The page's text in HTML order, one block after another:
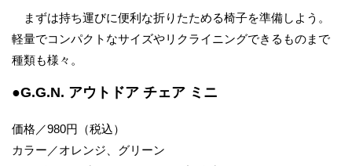
まずは持ち運びに便利な折りたためる椅子を準備しよう。
軽量でコンパクトなサイズやリクライニングできるものまで
種類も様々。
●G.G.N. アウトドア チェア ミニ
価格／980円（税込）
カラー／オレンジ、グリーン